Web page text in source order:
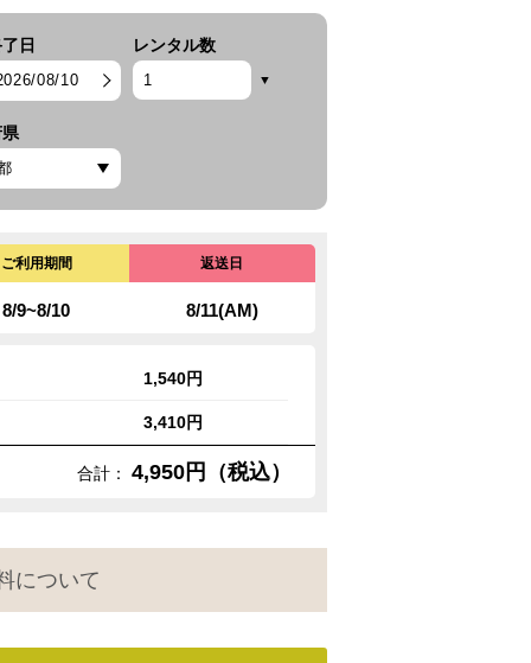
日
08/10
レンタル数
ご利用期間
8/9~8/10
返送日
8/11(AM)
1,540円
3,410円
合計： 4,950円（税込）
について